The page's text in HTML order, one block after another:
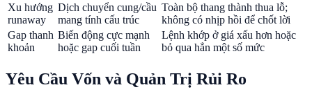
Xu hướng
runaway
Dịch chuyển cung/cầu
mang tính cấu trúc
Toàn bộ thang thành thua lỗ;
không có nhịp hồi để chốt lời
Gap thanh
khoản
Biến động cực mạnh
hoặc gap cuối tuần
Lệnh khớp ở giá xấu hơn hoặc
bỏ qua hẳn một số mức
Yêu Cầu Vốn và Quản Trị Rủi Ro